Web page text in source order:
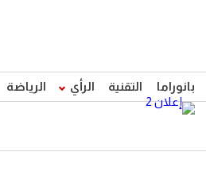
بانوراما التقنية الرأي الرياضة